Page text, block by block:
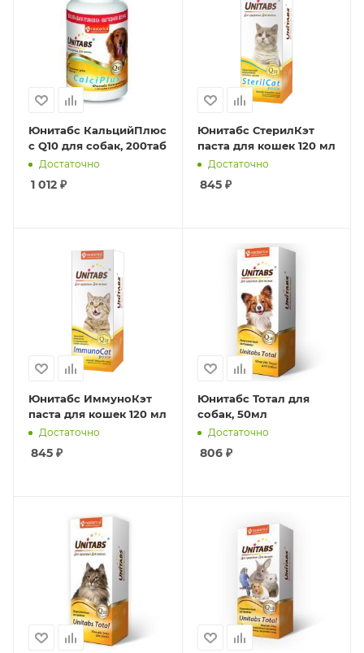
Юнитабс КальцийПлюс
c Q10 для собак, 200таб
Достаточно
1 012 ₽
Юнитабс СтерилКэт
паста для кошек 120 мл
Достаточно
845₽
Юнитабс ИммуноКэт
паста для кошек 120 мл
Достаточно
845 ₽
Юнитабс Тотал для
собак, 50мл
Достаточно
806₽